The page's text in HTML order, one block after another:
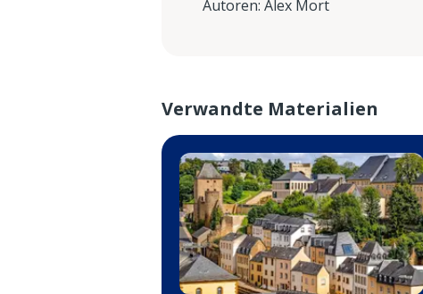
Autoren: Alex Mort
Verwandte Materialien